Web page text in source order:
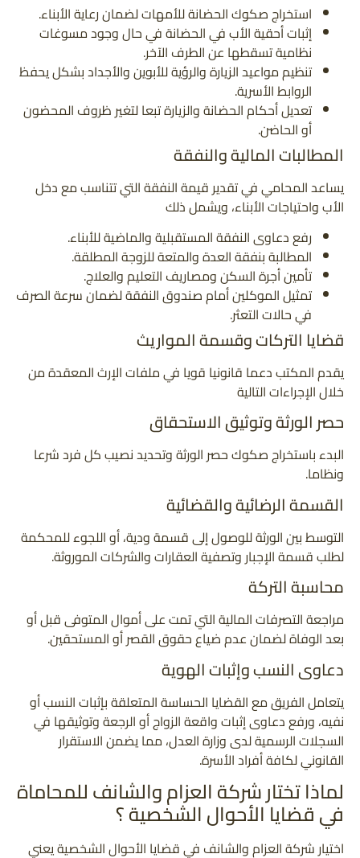
استخراج صكوك الحضانة للأمهات لضمان رعاية الأبناء.
إثبات أحقية الأب في الحضانة في حال وجود مسوغات
نظامية تسقطها عن الطرف الآخر.
تنظيم مواعيد الزيارة والرؤية للأبوين والأجداد بشكل يحفظ
الروابط الأسرية.
تعديل أحكام الحضانة والزيارة تبعا لتغير ظروف المحضون
أو الحاضن.
المطالبات المالية والنفقة
يساعد المحامي في تقدير قيمة النفقة التي تتناسب مع دخل
الأب واحتياجات الأبناء، ويشمل ذلك
رفع دعاوى النفقة المستقبلية والماضية للأبناء.
المطالبة بنفقة العدة والمتعة للزوجة المطلقة.
تأمين أجرة السكن ومصاريف التعليم والعلاج.
تمثيل الموكلين أمام صندوق النفقة لضمان سرعة الصرف
في حالات التعثر.
قضايا التركات وقسمة المواريث
يقدم المكتب دعما قانونيا قويا في ملفات الإرث المعقدة من
خلال الإجراءات التالية
حصر الورثة وتوثيق الاستحقاق
البدء باستخراج صكوك حصر الورثة وتحديد نصيب كل فرد شرعا
ونظاما.
القسمة الرضائية والقضائية
التوسط بين الورثة للوصول إلى قسمة ودية، أو اللجوء للمحكمة
لطلب قسمة الإجبار وتصفية العقارات والشركات الموروثة.
محاسبة التركة
مراجعة التصرفات المالية التي تمت على أموال المتوفى قبل أو
بعد الوفاة لضمان عدم ضياع حقوق القصر أو المستحقين.
دعاوى النسب وإثبات الهوية
يتعامل الفريق مع القضايا الحساسة المتعلقة بإثبات النسب أو
نفيه، ورفع دعاوى إثبات واقعة الزواج أو الرجعة وتوثيقها في
السجلات الرسمية لدى وزارة العدل، مما يضمن الاستقرار
القانوني لكافة أفراد الأسرة.
لماذا تختار شركة العزام والشانف للمحاماة
في قضايا الأحوال الشخصية ؟
اختيار شركة العزام والشانف في قضايا الأحوال الشخصية يعني